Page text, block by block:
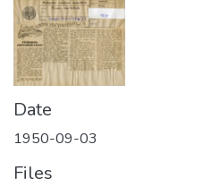
About us
Date
1950-09-03
Files